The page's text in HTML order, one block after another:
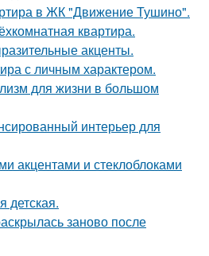
в ЖК "Движение Тушино".
квартира.
акценты.
с личным характером.
для жизни в большом
интерьер для
акцентами и стеклоблоками
детская.
заново после